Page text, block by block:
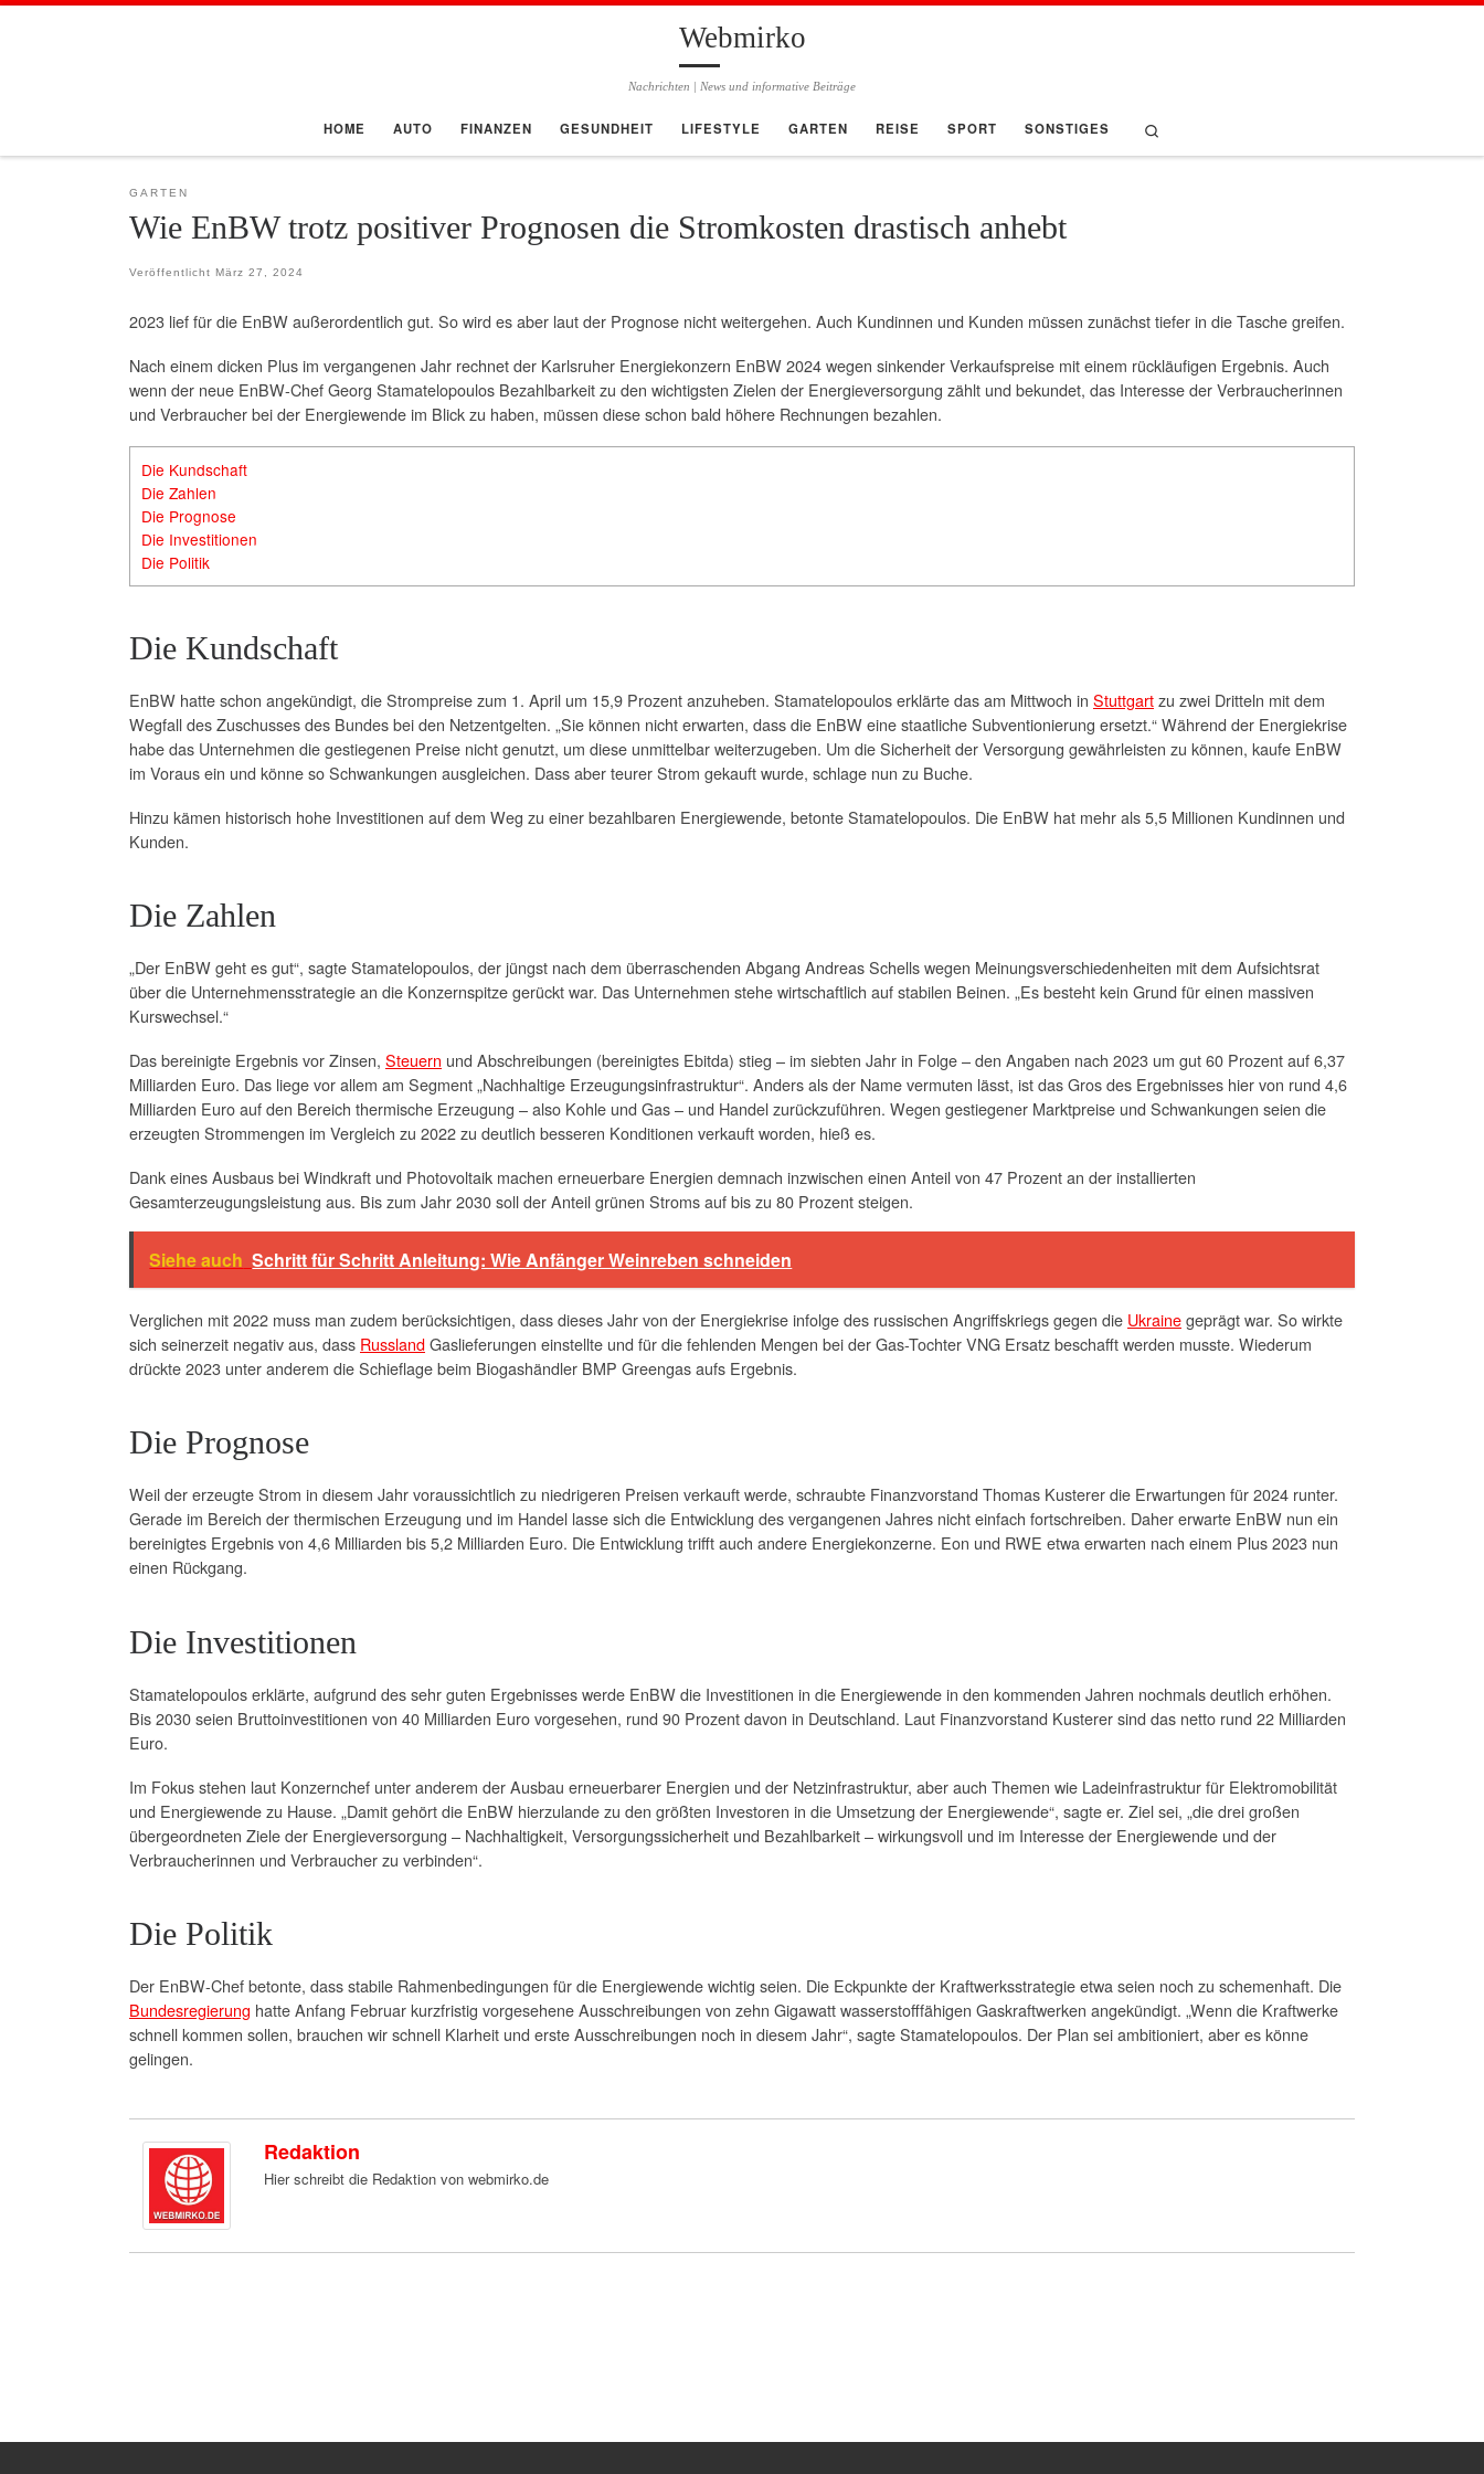
Webmirko
Nachrichten | News und informative Beiträge
HOME AUTO FINANZEN GESUNDHEIT LIFESTYLE GARTEN REISE SPORT SONSTIGES
GARTEN
Wie EnBW trotz positiver Prognosen die Stromkosten drastisch anhebt
Veröffentlicht März 27, 2024
2023 lief für die EnBW außerordentlich gut. So wird es aber laut der Prognose nicht weitergehen. Auch Kundinnen und Kunden müssen zunächst tiefer in die Tasche greifen.
Nach einem dicken Plus im vergangenen Jahr rechnet der Karlsruher Energiekonzern EnBW 2024 wegen sinkender Verkaufspreise mit einem rückläufigen Ergebnis. Auch
wenn der neue EnBW-Chef Georg Stamatelopoulos Bezahlbarkeit zu den wichtigsten Zielen der Energieversorgung zählt und bekundet, das Interesse der Verbraucherinnen
und Verbraucher bei der Energiewende im Blick zu haben, müssen diese schon bald höhere Rechnungen bezahlen.
Die Kundschaft
Die Zahlen
Die Prognose
Die Investitionen
Die Politik
Die Kundschaft
EnBW hatte schon angekündigt, die Strompreise zum 1. April um 15,9 Prozent anzuheben. Stamatelopoulos erklärte das am Mittwoch in Stuttgartzu zwei Dritteln mit dem
Wegfall des Zuschusses des Bundes bei den Netzentgelten. „Sie können nicht erwarten, dass die EnBW eine staatliche Subventionierung ersetzt.“ Während der Energiekrise
habe das Unternehmen die gestiegenen Preise nicht genutzt, um diese unmittelbar weiterzugeben. Um die Sicherheit der Versorgung gewährleisten zu können, kaufe EnBW
im Voraus ein und könne so Schwankungen ausgleichen. Dass aber teurer Strom gekauft wurde, schlage nun zu Buche.
Hinzu kämen historisch hohe Investitionen auf dem Weg zu einer bezahlbaren Energiewende, betonte Stamatelopoulos. Die EnBW hat mehr als 5,5 Millionen Kundinnen und
Kunden.
Die Zahlen
„Der EnBW geht es gut“, sagte Stamatelopoulos, der jüngst nach dem überraschenden Abgang Andreas Schells wegen Meinungsverschiedenheiten mit dem Aufsichtsrat
über die Unternehmensstrategie an die Konzernspitze gerückt war. Das Unternehmen stehe wirtschaftlich auf stabilen Beinen. „Es besteht kein Grund für einen massiven
Kurswechsel.“
Das bereinigte Ergebnis vor Zinsen, Steuern und Abschreibungen (bereinigtes Ebitda) stieg – im siebten Jahr in Folge – den Angaben nach 2023 um gut 60 Prozent auf 6,37
Milliarden Euro. Das liege vor allem am Segment „Nachhaltige Erzeugungsinfrastruktur“. Anders als der Name vermuten lässt, ist das Gros des Ergebnisses hier von rund 4,6
Milliarden Euro auf den Bereich thermische Erzeugung – also Kohle und Gas – und Handel zurückzuführen. Wegen gestiegener Marktpreise und Schwankungen seien die
erzeugten Strommengen im Vergleich zu 2022 zu deutlich besseren Konditionen verkauft worden, hieß es.
Dank eines Ausbaus bei Windkraft und Photovoltaik machen erneuerbare Energien demnach inzwischen einen Anteil von 47 Prozent an der installierten
Gesamterzeugungsleistung aus. Bis zum Jahr 2030 soll der Anteil grünen Stroms auf bis zu 80 Prozent steigen.
Siehe auch Schritt für Schritt Anleitung: Wie Anfänger Weinreben schneiden
Verglichen mit 2022 muss man zudem berücksichtigen, dass dieses Jahr von der Energiekrise infolge des russischen Angriffskriegs gegen die Ukrainegeprägt war. So wirkte
sich seinerzeit negativ aus, dass RusslandGaslieferungen einstellte und für die fehlenden Mengen bei der Gas-Tochter VNG Ersatz beschafft werden musste. Wiederum
drückte 2023 unter anderem die Schieflage beim Biogashändler BMP Greengas aufs Ergebnis.
Die Prognose
Weil der erzeugte Strom in diesem Jahr voraussichtlich zu niedrigeren Preisen verkauft werde, schraubte Finanzvorstand Thomas Kusterer die Erwartungen für 2024 runter.
Gerade im Bereich der thermischen Erzeugung und im Handel lasse sich die Entwicklung des vergangenen Jahres nicht einfach fortschreiben. Daher erwarte EnBW nun ein
bereinigtes Ergebnis von 4,6 Milliarden bis 5,2 Milliarden Euro. Die Entwicklung trifft auch andere Energiekonzerne. Eon und RWE etwa erwarten nach einem Plus 2023 nun
einen Rückgang.
Die Investitionen
Stamatelopoulos erklärte, aufgrund des sehr guten Ergebnisses werde EnBW die Investitionen in die Energiewende in den kommenden Jahren nochmals deutlich erhöhen.
Bis 2030 seien Bruttoinvestitionen von 40 Milliarden Euro vorgesehen, rund 90 Prozent davon in Deutschland. Laut Finanzvorstand Kusterer sind das netto rund 22 Milliarden
Euro.
Im Fokus stehen laut Konzernchef unter anderem der Ausbau erneuerbarer Energien und der Netzinfrastruktur, aber auch Themen wie Ladeinfrastruktur für Elektromobilität
und Energiewende zu Hause. „Damit gehört die EnBW hierzulande zu den größten Investoren in die Umsetzung der Energiewende“, sagte er. Ziel sei, „die drei großen
übergeordneten Ziele der Energieversorgung – Nachhaltigkeit, Versorgungssicherheit und Bezahlbarkeit – wirkungsvoll und im Interesse der Energiewende und der
Verbraucherinnen und Verbraucher zu verbinden“.
Die Politik
Der EnBW-Chef betonte, dass stabile Rahmenbedingungen für die Energiewende wichtig seien. Die Eckpunkte der Kraftwerksstrategie etwa seien noch zu schemenhaft. Die
Bundesregierung hatte Anfang Februar kurzfristig vorgesehene Ausschreibungen von zehn Gigawatt wasserstofffähigen Gaskraftwerken angekündigt. „Wenn die Kraftwerke
schnell kommen sollen, brauchen wir schnell Klarheit und erste Ausschreibungen noch in diesem Jahr“, sagte Stamatelopoulos. Der Plan sei ambitioniert, aber es könne
gelingen.
Redaktion
Hier schreibt die Redaktion von webmirko.de